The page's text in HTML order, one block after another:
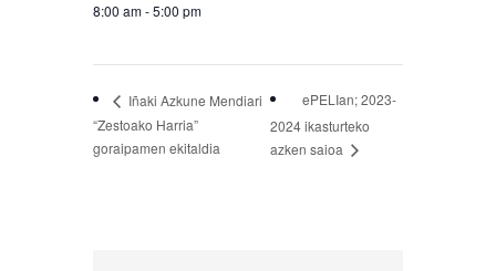
8:00 am - 5:00 pm
Iñaki Azkune Mendiari
“Zestoako Harria”
goraipamen ekitaldia
ePELIan; 2023-
2024 ikasturteko
azken saioa